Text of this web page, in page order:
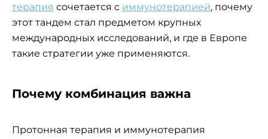
терапия сочетается с иммунотерапией, почему
этот тандем стал предметом крупных
международных исследований, и где в Европе
такие стратегии уже применяются.
Почему комбинация важна
Протонная терапия и иммунотерапия